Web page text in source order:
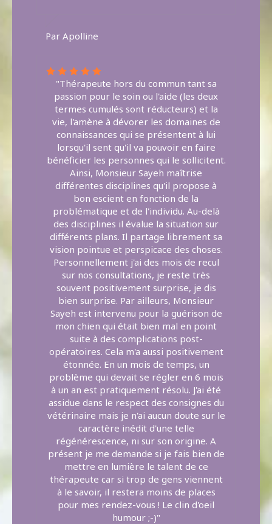
Par Apolline
"Thérapeute hors du commun tant sa
passion pour le soin ou l'aide (les deux
termes cumulés sont réducteurs) et la
vie, l'amène à dévorer les domaines de
connaissances qui se présentent à lui
lorsqu'il sent qu'il va pouvoir en faire
bénéficier les personnes qui le sollicitent.
Ainsi, Monsieur Sayeh maîtrise
différentes disciplines qu'il propose à
bon escient en fonction de la
problématique et de l'individu. Au-delà
des disciplines il évalue la situation sur
différents plans. Il partage librement sa
vision pointue et perspicace des choses.
Personnellement j'ai des mois de recul
sur nos consultations, je reste très
souvent positivement surprise, je dis
bien surprise. Par ailleurs, Monsieur
Sayeh est intervenu pour la guérison de
mon chien qui était bien mal en point
suite à des complications post-
opératoires. Cela m'a aussi positivement
étonnée. En un mois de temps, un
problème qui devait se régler en 6 mois
à un an est pratiquement résolu. J'ai été
assidue dans le respect des consignes du
vétérinaire mais je n'ai aucun doute sur le
caractère inédit d'une telle
régénérescence, ni sur son origine. A
présent je me demande si je fais bien de
mettre en lumière le talent de ce
thérapeute car si trop de gens viennent
à le savoir, il restera moins de places
pour mes rendez-vous ! Le clin d'oeil
humour ;-)"